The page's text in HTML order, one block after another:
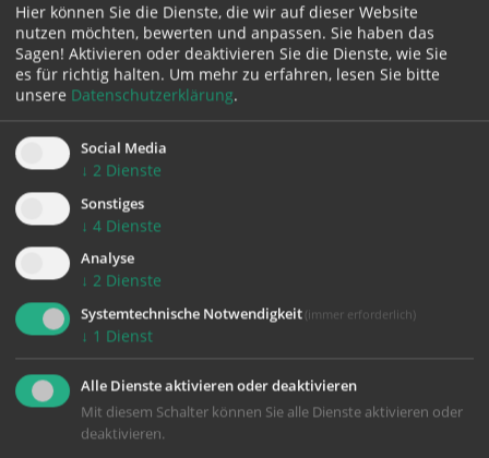
Hier können Sie die Dienste, die wir auf dieser Website
nutzen möchten, bewerten und anpassen. Sie haben das
Sagen! Aktivieren oder deaktivieren Sie die Dienste, wie Sie
es für richtig halten. Um mehr zu erfahren, lesen Sie bitte
unsere Datenschutzerklärung.
Social Media
↓ 2 Dienste
Sonstiges
↓ 4 Dienste
Analyse
↓ 2 Dienste
Systemtechnische Notwendigkeit (immer erforderlich)
↓ 1 Dienst
Alle Dienste aktivieren oder deaktivieren
Mit diesem Schalter können Sie alle Dienste aktivieren oder
deaktivieren.